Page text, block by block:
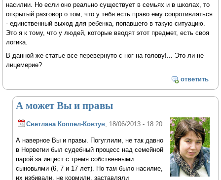
насилии. Но если оно реально существует в семьях и в школах, то
открытый разговор о том, что у тебя есть право ему сопротивляться
- единственный выход для ребенка, попавшего в такую ситуацию.
Это я к тому, что у людей, которые вводят этот предмет, есть своя
логика.
В данной же статье все перевернуто с ног на голову!... Это ли не
лицемерие?
ответить
А может Вы и правы
Светлана Коппел-Ковтун, 18/06/2013 - 18:20
А наверное Вы и правы. Погуглили, не так давно
в Норвегии был судебный процесс над семейной
парой за инцест с тремя собственными
сыновьями (6, 7 и 17 лет). Но там было насилие,
их избивали, не кормили, заставляли